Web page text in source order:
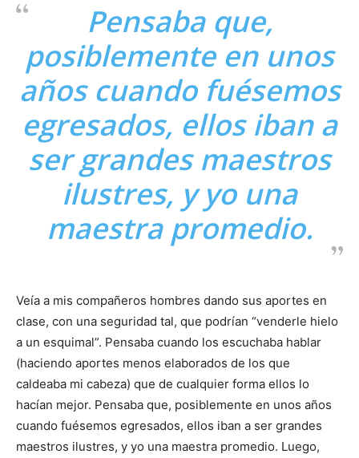
Pensaba que,
posiblemente en unos
años cuando fuésemos
egresados, ellos iban a
ser grandes maestros
ilustres, y yo una
maestra promedio.
Veía a mis compañeros hombres dando sus aportes en
clase, con una seguridad tal, que podrían “venderle hielo
a un esquimal”. Pensaba cuando los escuchaba hablar
(haciendo aportes menos elaborados de los que
caldeaba mi cabeza) que de cualquier forma ellos lo
hacían mejor. Pensaba que, posiblemente en unos años
cuando fuésemos egresados, ellos iban a ser grandes
maestros ilustres, y yo una maestra promedio. Luego,